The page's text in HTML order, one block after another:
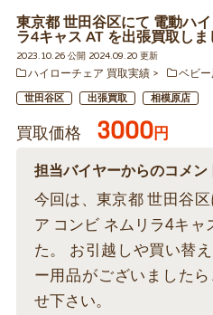
東京都 世田谷区にて 電動ハ
ラ4キャス AT を出張買取しま
2023.10.26 公開 2024.09.20 更新
ハイローチェア 買取実績
ベビ
世田谷区 出張買取 相模原店
買取価格 3000円
担当バイヤーからのコメン
今回は、東京都 世田谷
ア コンビ ネムリラ4キャ
た。 お引越しや買い替
ー用品がございました
せ下さい。